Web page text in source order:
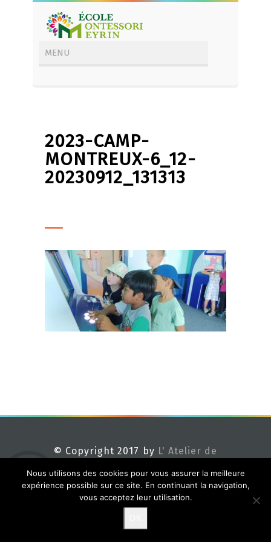
2023-CAMP-
MONTREUX-6_12-
20230912_131313
© Copyright 2017 by L' Atelier de
Nous utilisons des cookies pour vous assurer la meilleure
expérience possible sur ce site. En continuant la navigation,
vous acceptez leur utilisation.